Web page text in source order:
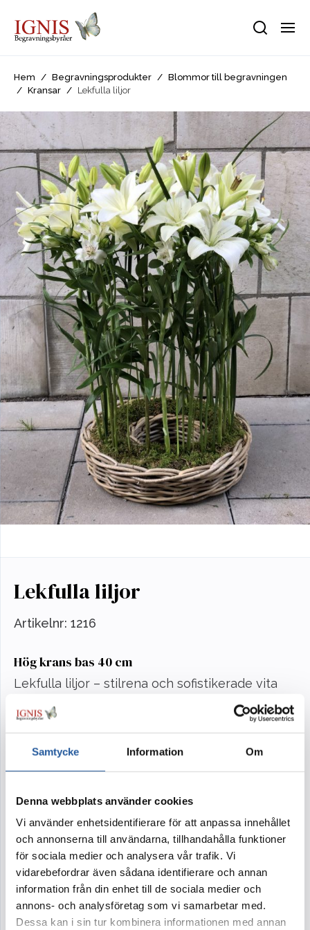
Samtycke Information Om
Denna webbplats använder cookies
Vi använder enhetsidentifierare för att anpassa innehållet
och annonserna till användarna, tillhandahålla funktioner
för sociala medier och analysera vår trafik. Vi
vidarebefordrar även sådana identifierare och annan
information från din enhet till de sociala medier och
annons- och analysföretag som vi samarbetar med.
Dessa kan i sin tur kombinera informationen med annan
Hem / Begravningsprodukter /
Blommor till begravningen
/
Kransar / Lekfulla liljor
Lekfulla liljor
Artikelnr: 1216
Hög krans bas 40 cm
Lekfulla liljor – stilrena och sofistikerade vita
liljor får en livfull känsla med piggt och busigt
grönt. Genom att behålla längden på stjälkarna
I kollektionen Lekfulla liljor finns kistdekoration,
ger ceremonin en samstämmig och harmonisk
känsla.
Tillval